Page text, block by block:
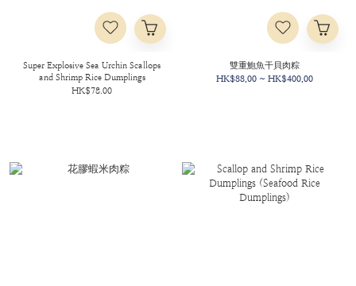
Super Explosive Sea Urchin Scallops
and Shrimp Rice Dumplings
HK$78.00
雙重鮑魚干貝肉粽
HK$88.00 ~ HK$400.00